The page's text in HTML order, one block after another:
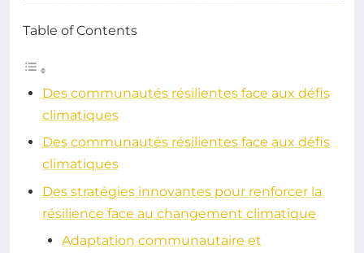
Table of Contents
Des communautés résilientes face aux défis
climatiques
Des communautés résilientes face aux défis
climatiques
Des stratégies innovantes pour renforcer la
résilience face au changement climatique
Adaptation communautaire et